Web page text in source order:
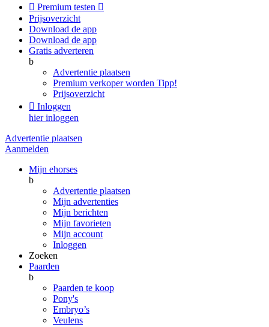
 Premium testen 
Prijsoverzicht
Download de app
Download de app
Gratis adverteren
b
Advertentie plaatsen
Premium verkoper worden Tipp!
Prijsoverzicht
 Inloggen
hier inloggen
Advertentie plaatsen
Aanmelden
Mijn ehorses
b
Advertentie plaatsen
Mijn advertenties
Mijn berichten
Mijn favorieten
Mijn account
Inloggen
Zoeken
Paarden
b
Paarden te koop
Pony's
Embryo’s
Veulens